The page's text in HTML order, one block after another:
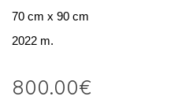
70 cm x 90 cm
2022 m.
800.00€